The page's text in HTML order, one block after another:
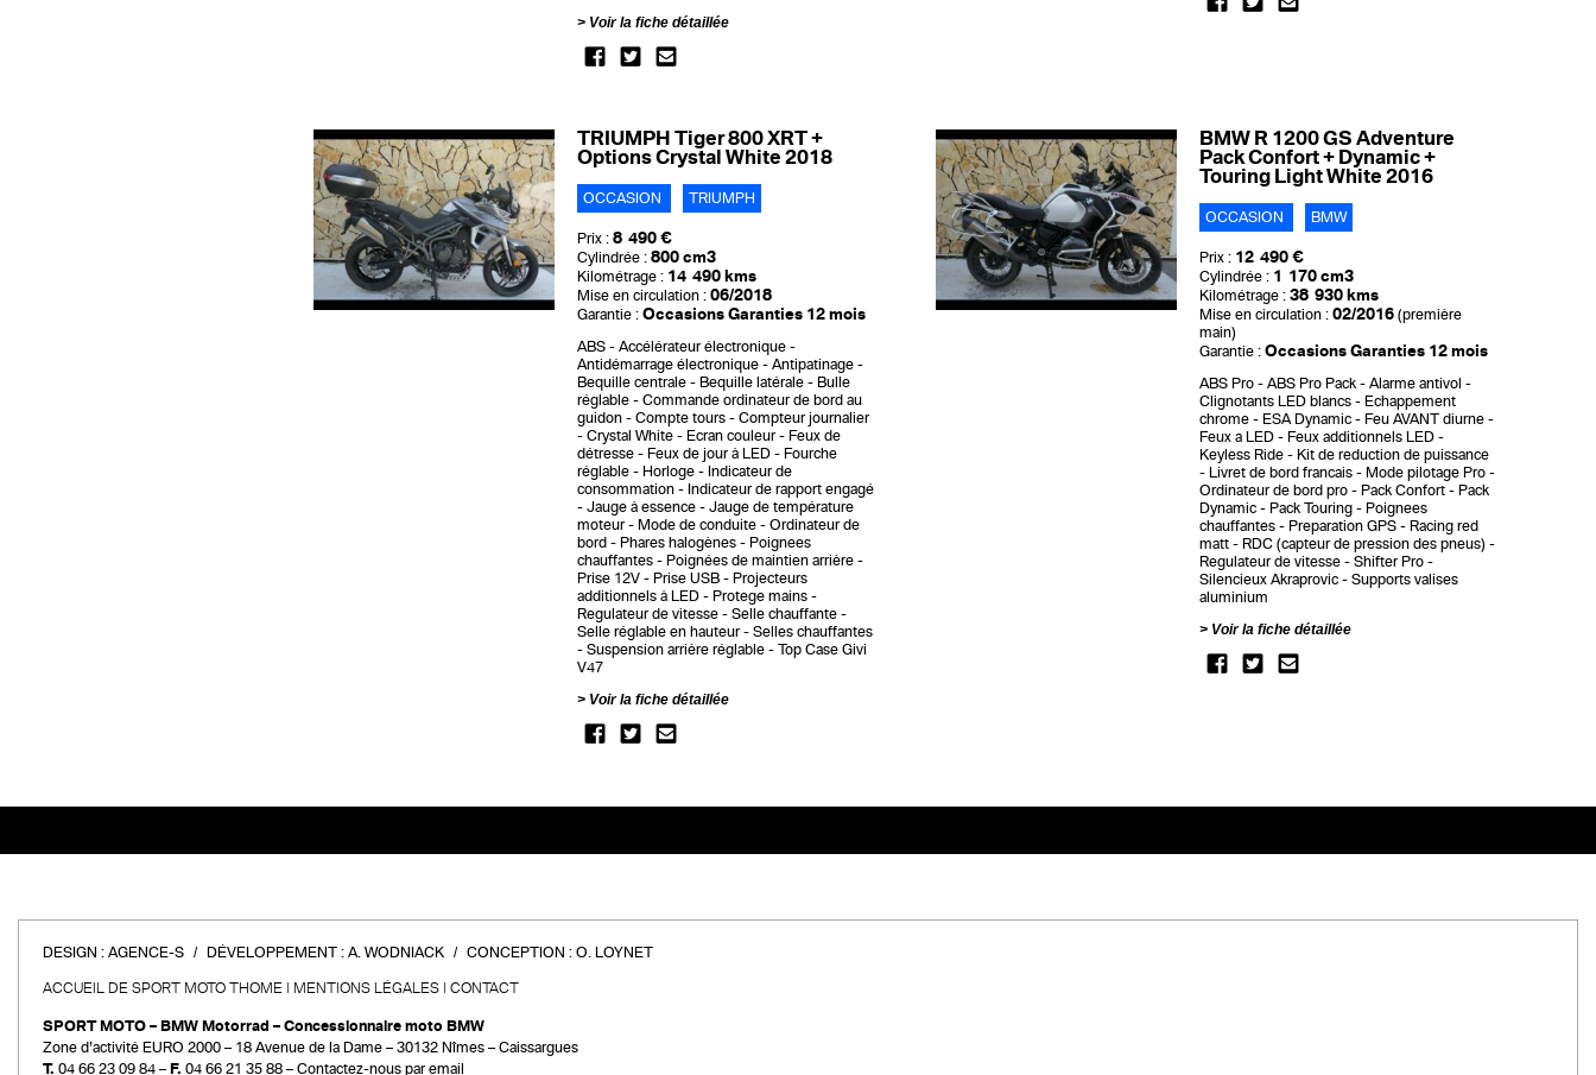
Voir la fiche détaillée
TRIUMPH Tiger 800 XRT +
Options Crystal White 2018
OCCASION TRIUMPH
Prix : 8 490 €
Cylindrée : 800 cm3
Kilométrage : 14 490 kms
Mise en circulation : 06/2018
Garantie : Occasions Garanties 12 mois
ABS
Accélérateur électronique
Antidémarrage électronique
Antipatinage
Bequille centrale
Bequille latérale
Bulle
réglable
Commande ordinateur de bord au
guidon
Compte tours
Compteur journalier
Crystal White
Ecran couleur
Feux de
détresse
Feux de jour à LED
Fourche
réglable
Horloge
Indicateur de
consommation
Indicateur de rapport engagé
Jauge à essence
Jauge de température
moteur
Mode de conduite
Ordinateur de
bord
Phares halogènes
Poignees
chauffantes
Poignées de maintien arrière
Prise 12V
Prise USB
Projecteurs
additionnels à LED
Protege mains
Regulateur de vitesse
Selle chauffante
Selle réglable en hauteur
Selles chauffantes
Suspension arrière réglable
Top Case Givi
V47
Voir la fiche détaillée
BMW R 1200 GS Adventure
Pack Confort + Dynamic +
Touring Light White 2016
OCCASION BMW
Prix : 12 490 €
Cylindrée : 1 170 cm3
Kilométrage : 38 930 kms
Mise en circulation : 02/2016 (première
main)
Garantie : Occasions Garanties 12 mois
ABS Pro ABS Pro Pack
Alarme antivol
Clignotants LED blancs
Echappement
chrome
ESA Dynamic
Feu AVANT diurne
Feux a LED
Feux additionnels LED
Keyless Ride
Kit de reduction de puissance
Livret de bord francais
Mode pilotage Pro
Ordinateur de bord pro
Pack Confort
Pack
Dynamic
Pack Touring
Poignees
chauffantes
Preparation GPS
Racing red
matt
RDC (capteur de pression des pneus)
Regulateur de vitesse
Shifter Pro
Silencieux Akraprovic
Supports valises
aluminium
Voir la fiche détaillée
DESIGN : AGENCE-S DÉVELOPPEMENT : A. WODNIACK CONCEPTION : O. LOYNET
ACCUEIL DE SPORT MOTO THOME MENTIONS LÉGALES CONTACT
SPORT MOTO – BMW Motorrad – Concessionnaire moto BMW
Zone d’activité EURO 2000 – 18 Avenue de la Dame – 30132 Nîmes – Caissargues
T. 04 66 23 09 84 – F. 04 66 21 35 88 – Contactez-nous par email